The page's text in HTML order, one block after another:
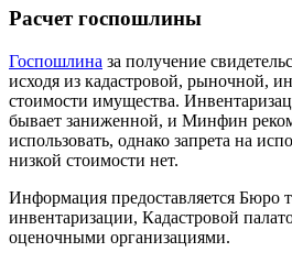
Расчет госпошлины
Госпошлина за получение
исходя из кадастровой, рыночной,
стоимости имущества.
бывает заниженной, и Минфин
использовать, однако запрета на
низкой стоимости нет.
Информация предоставляется Бюро
инвентаризации, Кадастровой
оценочными организациями.